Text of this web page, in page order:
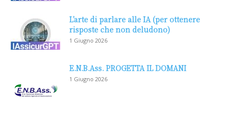
L’arte di parlare alle IA (per ottenere
risposte che non deludono)
1 Giugno 2026
E.N.B.Ass. PROGETTA IL DOMANI
1 Giugno 2026